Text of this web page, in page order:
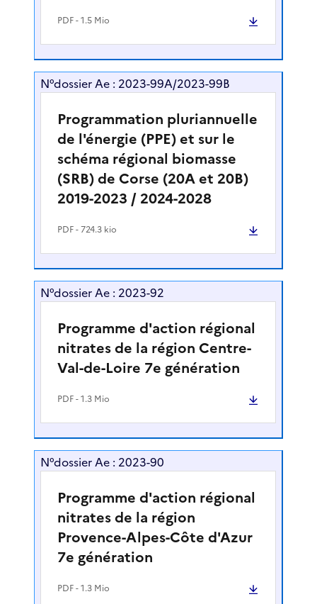
PDF- 1.5 Mio
N°dossier Ae : 2023-99A/2023-99B
Programmation pluriannuelle
de l'énergie (PPE) et sur le
schéma régional biomasse
(SRB) de Corse (20A et 20B)
2019-2023 / 2024-2028
PDF- 724.3 kio
N°dossier Ae : 2023-92
Programme d'action régional
nitrates de la région Centre-
Val-de-Loire 7e génération
PDF- 1.3 Mio
N°dossier Ae : 2023-90
Programme d'action régional
nitrates de la région
Provence-Alpes-Côte d'Azur
7e génération
PDF- 1.3 Mio